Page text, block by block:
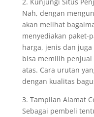
Nah, dengan
akan melihat
menyediakan paket-
harga, jenis dan
bisa memilih
atas. Cara urutan
dengan kualitas
3. Tampilan Alamat
Sebagai pembeli